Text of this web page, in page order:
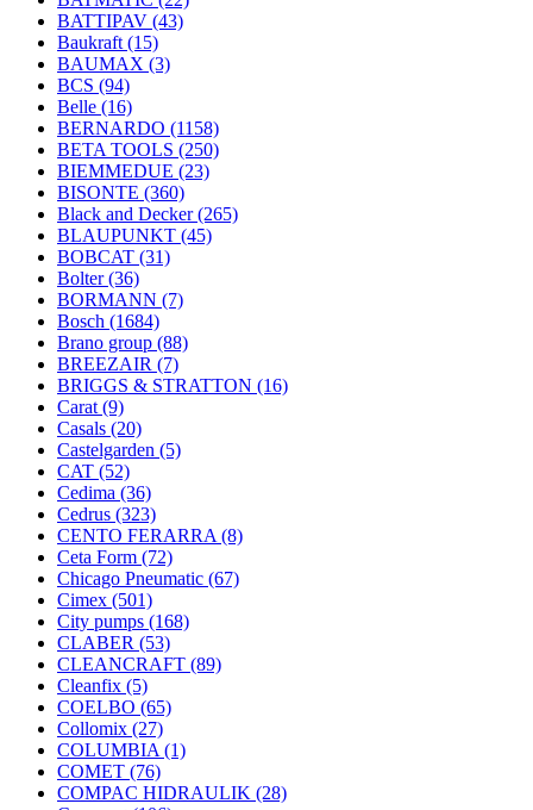
BATTIPAV (43)
Baukraft (15)
BAUMAX (3)
BCS (94)
Belle (16)
BERNARDO (1158)
BETA TOOLS (250)
BIEMMEDUE (23)
BISONTE (360)
Black and Decker(265)
BLAUPUNKT (45)
BOBCAT (31)
Bolter(36)
BORMANN (7)
Bosch (1684)
Brano group (88)
BREEZAIR (7)
BRIGGS & STRATTON (16)
Carat (9)
Casals (20)
Castelgarden (5)
CAT (52)
Cedima (36)
Cedrus (323)
CENTO FERARRA (8)
Ceta Form (72)
Chicago Pneumatic (67)
Cimex (501)
City pumps (168)
CLABER (53)
CLEANCRAFT (89)
Cleanfix (5)
COELBO (65)
Collomix (27)
COLUMBIA (1)
COMET (76)
COMPAC HIDRAULIK (28)